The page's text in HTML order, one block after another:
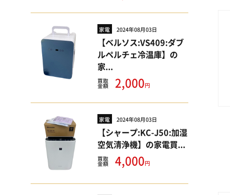
家電 2024年08月03日
【ベルソス:VS409:ダブ
ルペルチェ冷温庫】の
家...
買取
金額 2,000円
家電 2024年08月03日
【シャープ:KC-J50:加湿
空気清浄機】の家電買...
買取
金額 4,000円